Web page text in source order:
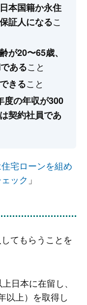
本国籍か永住
証人になるこ
が20〜65歳、
あること
きること
度の年収が300
契約社員であ
宅ローンを組め
ック 」
てもらうことを
日本に在留し、
以上）を取得し